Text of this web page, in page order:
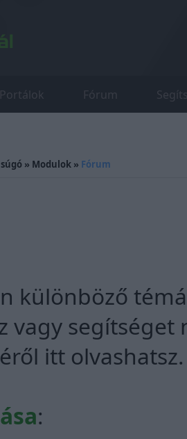
Portálok Fórum
» Modulok » Fórum
különböző
vagy
itt olvashatsz.
: